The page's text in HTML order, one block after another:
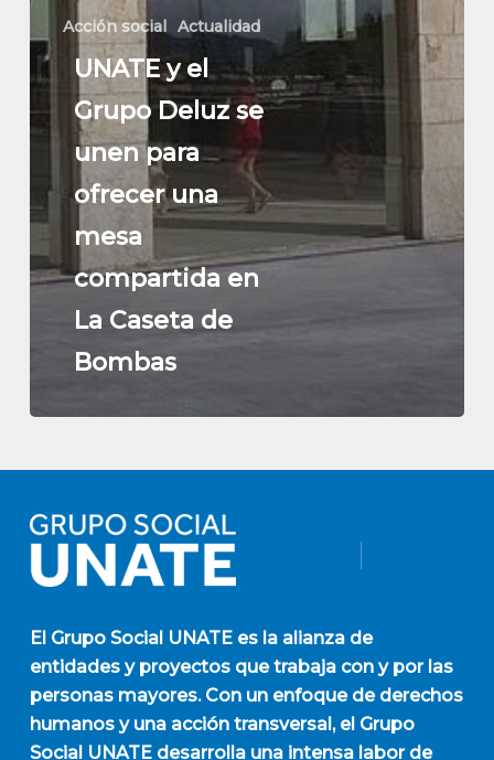
Acción social Actualidad
UNATE y el
Grupo Deluz se
unen para
ofrecer una
mesa
compartida en
La Caseta de
Bombas
El Grupo Social UNATEes la alianza de
entidades y proyectos que trabaja con y por las
personas mayores. Con un enfoque de derechos
humanos y una acción transversal, el Grupo
Social UNATE desarrolla una intensa labor de